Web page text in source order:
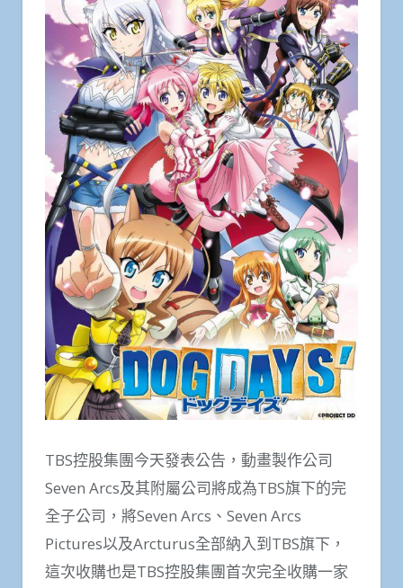
TBS控股集團今天發表公告，動畫製作公司
Seven Arcs及其附屬公司將成為TBS旗下的完
全子公司，將Seven Arcs、Seven Arcs
Pictures以及Arcturus全部納入到TBS旗下，
這次收購也是TBS控股集團首次完全收購一家